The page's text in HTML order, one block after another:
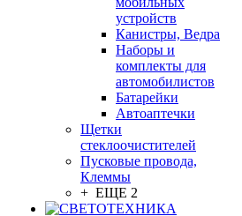
устройств
Канистры, Ведра
Наборы и
комплекты для
автомобилистов
Батарейки
Автоаптечки
Щетки
стеклоочистителей
Пусковые провода,
Клеммы
+ ЕЩЕ 2